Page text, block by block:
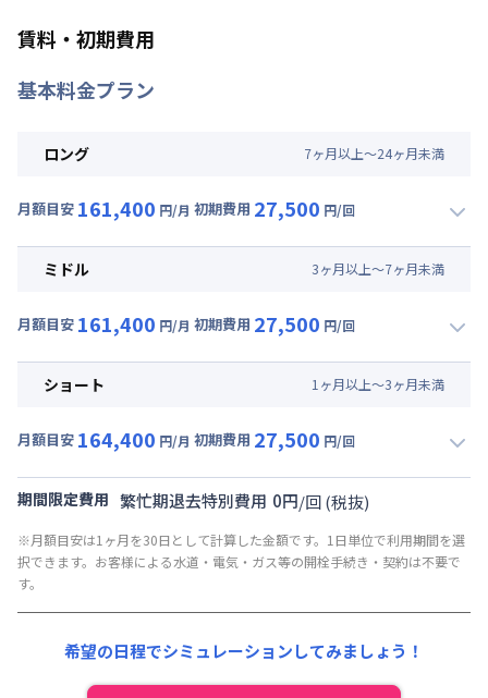
賃料・初期費用
基本料金プラン
ロング 7ヶ月以上～24ヶ月未満
月額目安 161,400 円/月 初期費用 27,500 円/回
月額賃料目安(30日利用)
光熱費他 : 24,000円/月 (800円/日) (税抜)
その他費用 :
ミドル 3ヶ月以上～7ヶ月未満
月額目安 161,400 円/月 初期費用 27,500 円/回
月額賃料目安(30日利用)
光熱費他 : 24,000円/月 (800円/日) (税抜)
その他費用 :
ショート 1 ヶ月以上～3ヶ月未満
月額目安 164,400 円/月 初期費用 27,500 円/回
月額賃料目安(30日利用)
光熱費他 : 24,000円/月 (800円/日) (税抜)
清掃料他 :
その他費用 :
期間限定費用 繁忙期退去特別費用 0円/回(税抜)
※月額目安は1ヶ月を30日として計算した金額です。1日単位で利用期間を選
択できます。お客様による水道・電気・ガス等の開栓手続き・契約は不要で
す。
希望の日程でシミュレーションしてみましょう！